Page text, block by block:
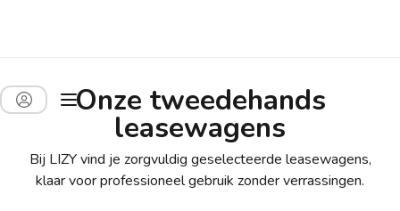
Onze tweedehands
leasewagens
Bij LIZY vind je zorgvuldig geselecteerde leasewagens,
klaar voor professioneel gebruik zonder verrassingen.